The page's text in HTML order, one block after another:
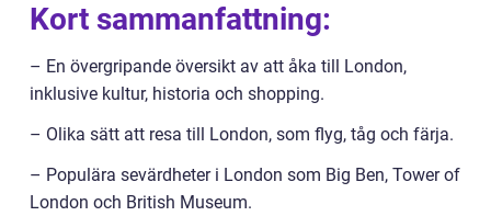
Kort sammanfattning:
– En övergripande översikt av att åka till London,
inklusive kultur, historia och shopping.
– Olika sätt att resa till London, som flyg, tåg och färja.
– Populära sevärdheter i London som Big Ben, Tower of
London och British Museum.